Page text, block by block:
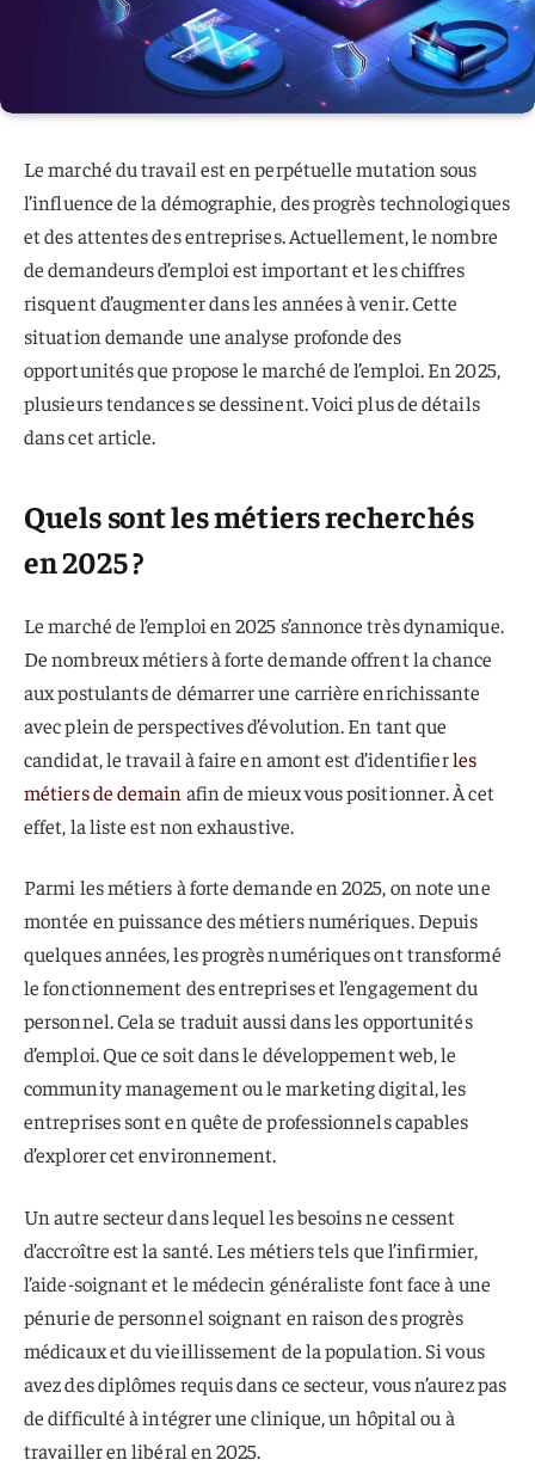
Le marché du travail est en perpétuelle mutation sous
l’influence de la démographie, des progrès technologiques
et des attentes des entreprises. Actuellement, le nombre
de demandeurs d’emploi est important et les chiffres
risquent d’augmenter dans les années à venir. Cette
situation demande une analyse profonde des
opportunités que propose le marché de l’emploi. En 2025,
plusieurs tendances se dessinent. Voici plus de détails
dans cet article.
Quels sont les métiers recherchés
en 2025 ?
Le marché de l’emploi en 2025 s’annonce très dynamique.
De nombreux métiers à forte demande offrent la chance
aux postulants de démarrer une carrière enrichissante
avec plein de perspectives d’évolution. En tant que
candidat, le travail à faire en amont est d’identifierles
métiers de demain afin de mieux vous positionner. À cet
effet, la liste est non exhaustive.
Parmi les métiers à forte demande en 2025, on note une
montée en puissance des métiers numériques. Depuis
quelques années, les progrès numériques ont transformé
le fonctionnement des entreprises et l’engagement du
personnel. Cela se traduit aussi dans les opportunités
d’emploi. Que ce soit dans le développement web, le
community management ou le marketing digital, les
entreprises sont en quête de professionnels capables
d’explorer cet environnement.
Un autre secteur dans lequel les besoins ne cessent
d’accroître est la santé. Les métiers tels que l’infirmier,
l’aide-soignant et le médecin généraliste font face à une
pénurie de personnel soignant en raison des progrès
médicaux et du vieillissement de la population. Si vous
avez des diplômes requis dans ce secteur, vous n’aurez pas
de difficulté à intégrer une clinique, un hôpital ou à
travailler en libéral en 2025.